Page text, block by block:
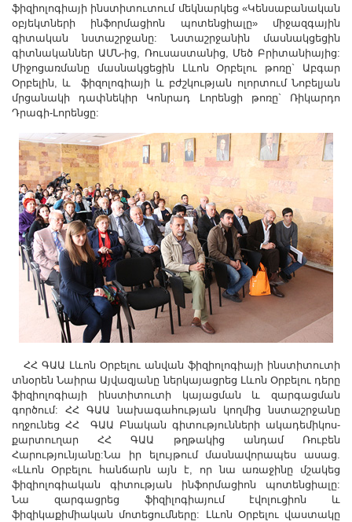
Веб ресурсы
Другие академии
Газета "Гитутюн"
Журнал "В мире науки"
Публикации в прессе
Юбилеи
Университеты
Новости
Научные результаты
Ученые диаспоры
Трибуна молодого ученого
Наши заслуженные деятели
Объявления
Карта сайта
Поиск
ֆիզիոլոգիայի ինստիտուտում մեկնարկեց «Կենսաբանական
օբյեկտների ինֆորմացիոն պոտենցիալը» միջազգային
գիտական նստաշրջանը: Նստաշրջանին մասնակցեցին
գիտնականներ ԱՄՆ-ից, Ռուսաստանից, Մեծ Բրիտանիայից:
Միջոցառմանը մասնակցեցին Լևոն Օրբելու թոռը` Աբգար
Օրբելին, և ֆիզոլոգիայի և բժշկության ոլորտում Նոբելյան
մրցանակի դափնեկիր Կոնրադ Լորենցի թոռը` Ռիկարդո
Դրագի-Լորենցը:
ՀՀ ԳԱԱ Լևոն Օրբելու անվան ֆիզիոլոգիայի ինստիտուտի
տնօրեն Նաիրա Այվազյանը ներկայացրեց Լևոն Օրբելու դերը
ֆիզիոլոգիայի ինստիտուտի կայացման և զարգացման
գործում: ՀՀ ԳԱԱ նախագահության կողմից նստաշրջանը
ողջունեց ՀՀ ԳԱԱ Բնական գիտությունների ակադեմիկոս-
քարտուղար ՀՀ ԳԱԱ թղթակից անդամ Ռուբեն
Հարությունյանը:Նա իր ելույթում մասնավորապես ասաց.
«Լևոն Օրբելու հանճարն այն է, որ նա առաջինը մշակեց
ֆիզիոլոգիական գիտության ինֆորմացիոն պոտենցիալը:
Նա զարգացրեց ֆիզիլոգիայում էվոլուցիոն և
ֆիզիկաքիմիական մոտեցումները: Լևոն Օրբելու վաստակը